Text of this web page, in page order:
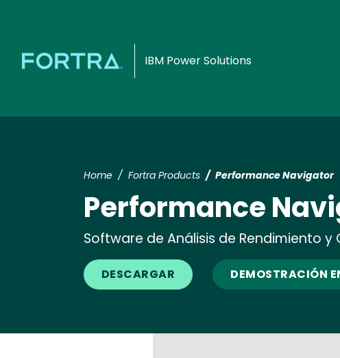
IBM Power Solutions
Home Fortra Products Performance Navigator
Performance
Software de Análisis de Rendimiento y
DESCARGAR DEMOSTRACIÓN